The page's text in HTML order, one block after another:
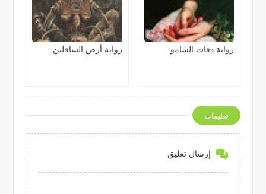
رواية دقات الشامو رواية أرض السافلين
تعليقات
إرسال تعليق